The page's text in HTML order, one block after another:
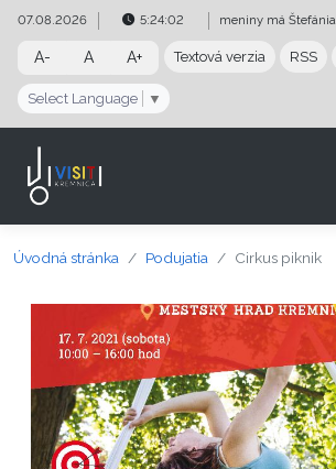
Preskočiť na obsah
Preskočiť na hlavné menu
07.08.2026 5:24:02 meniny máŠtefánia
A- A A+ Textová verzia RSS
Select Language ▼
Úvodná stránka Podujatia Cirkus piknik